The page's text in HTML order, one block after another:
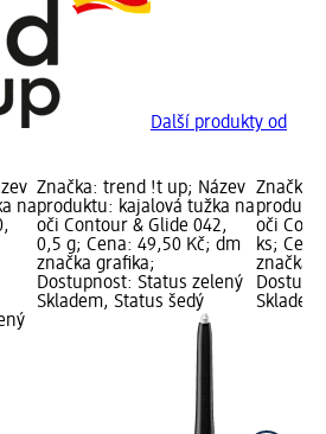
Další produkty od
na
Značka: trend !t up; Název
produktu: kajalová tužka na
oči Contour & Glide 042,
0,5 g; Cena: 49,50 Kč; dm
značka grafika;
Dostupnost: Status zelený
Skladem, Status šedý
Značka:
oči
ks;
značka